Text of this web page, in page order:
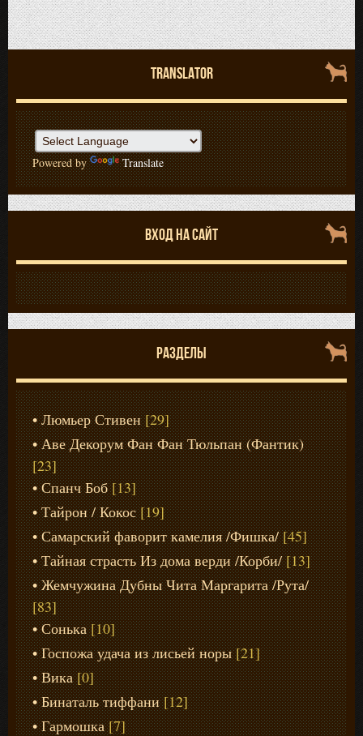
TRANSLATOR
Powered by Translate
ВХОД НА САЙТ
РАЗДЕЛЫ
Люмьер Стивен [29]
Аве Декорум Фан Фан Тюльпан (Фантик)
[23]
Спанч Боб [13]
Тайрон / Кокос [19]
Самарский фаворит камелия /Фишка/ [45]
Тайная страсть Из дома верди /Корби/ [13]
Жемчужина Дубны Чита Маргарита /Рута/
[83]
Сонька [10]
Госпожа удача из лисьей норы [21]
Вика [0]
Бинаталь тиффани [12]
Гармошка [7]